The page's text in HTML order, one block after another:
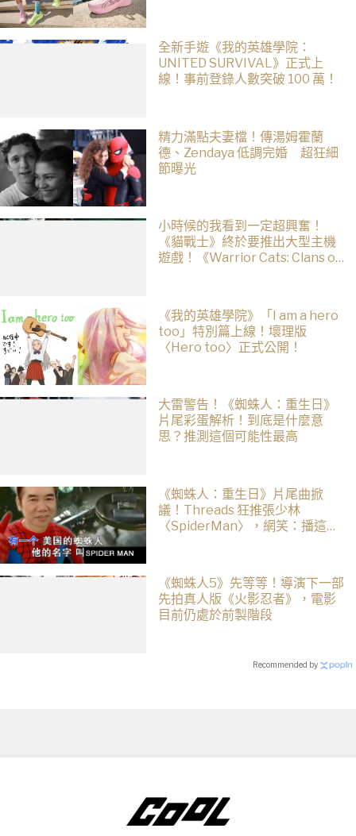
全新手遊《我的英雄學院：
UNITED SURVIVAL》正式上
線！事前登錄人數突破 100 萬！
精力滿點夫妻檔！傳湯姆霍蘭
德、Zendaya 低調完婚 超狂細
節曝光
小時候的我看到一定超興奮！
《貓戰士》終於要推出大型主機
遊戲！《Warrior Cats: Clans of
《我的英雄學院》「I am a hero
too」特別篇上線！壞理版
〈Hero too〉正式公開！
大雷警告！《蜘蛛人：重生日》
片尾彩蛋解析！到底是什麼意
思？推測這個可能性最高
《蜘蛛人：重生日》片尾曲掀
議！Threads 狂推張少林
〈SpiderMan〉，網笑：播這個
《蜘蛛人5》先等等！導演下一部
先拍真人版《火影忍者》，電影
目前仍處於前製階段
Recommended by